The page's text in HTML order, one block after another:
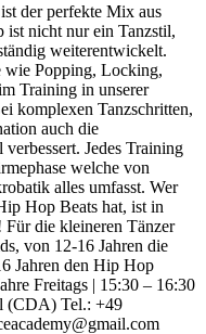
der perfekte Mix aus
nicht nur ein Tanzstil,
weiterentwickelt.
wie Popping, Locking,
Training in unserer
komplexen Tanzschritten,
auch die
Jedes Training
welche von
alles umfasst. Wer
Hop Beats hat, ist in
Für die kleineren Tänzer
von 12-16 Jahren die
Jahren den Hip Hop
Freitags | 15:30 – 16:30
(CDA) Tel.: +49